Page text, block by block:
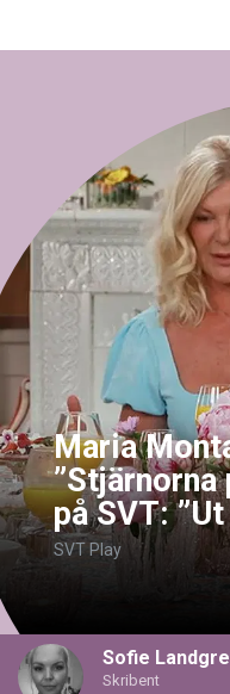
Maria
på SVT:
SVT Play
Sofie
Skribent